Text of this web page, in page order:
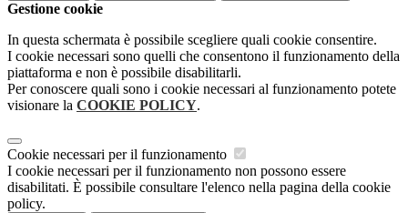
Gestione cookie
In questa schermata è possibile scegliere quali cookie consentire.
I cookie necessari sono quelli che consentono il funzionamento della
piattaforma e non è possibile disabilitarli.
Per conoscere quali sono i cookie necessari al funzionamento potete
visionare la COOKIE POLICY.
Cookie necessari per il funzionamento
I cookie necessari per il funzionamento non possono essere
disabilitati. È possibile consultare l'elenco nella pagina della cookie
policy.